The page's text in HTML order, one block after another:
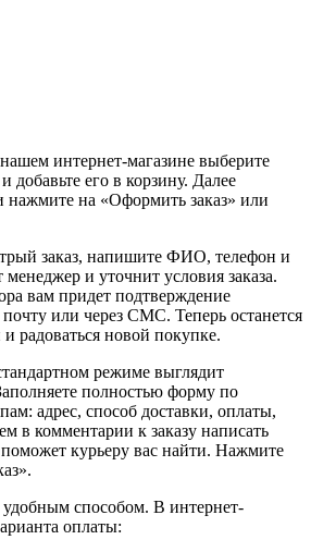
интернет-магазине выберите
добавьте его в корзину. Далее
нажмите на «Оформить заказ» или
заказ, напишите ФИО, телефон и
и уточнит условия заказа.
вам придет подтверждение
или через СМС. Теперь останется
радоваться новой покупке.
режиме выглядит
полностью форму по
адрес, способ доставки, оплаты,
в комментарии к заказу написать
курьеру вас найти. Нажмите
способом. В интернет-
оплаты: